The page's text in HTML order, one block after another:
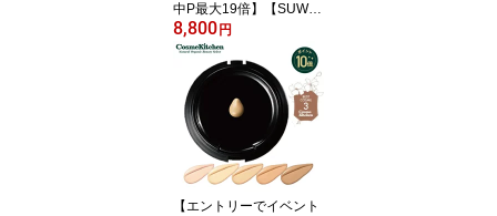
中P最大19倍】【SUWA
H】Northern Placen Ess
ence / Level 1 - Pure（N
orthern プラセンエッセ
ンス） | スキンケア 保湿
美容液 乾燥 保湿 乾燥肌
ゆらぎ かさつき 敏感肌
エイジング
8,800円
【エントリーでイベント